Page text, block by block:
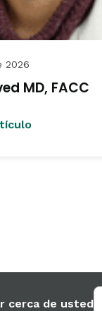
2026
MD, FACC
cerca de usted